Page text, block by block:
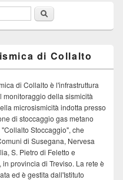
ricerca
Cerca
di Collalto
di Collalto è l'infrastruttura
monitoraggio della sismicità
microsismicità indotta presso
di stoccaggio gas metano
Stoccaggio", che
di Susegana, Nervesa
S. Pietro di Feletto e
provincia di Treviso. La rete è
ed è gestita dall'Istituto